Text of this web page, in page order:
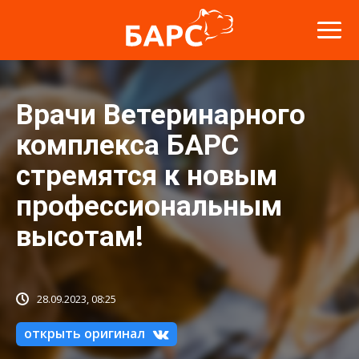
Врачи Ветеринарного
комплекса БАРС
стремятся к новым
профессиональным
высотам!
28.09.2023, 08:25
открыть оригинал